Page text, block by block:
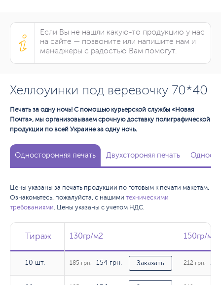
Если Вы не нашли какую-то продукцию у нас
на сайте — позвоните или напишите нам и
менеджеры с радостью Вам помогут.
Хеллоуинки под веревочку 70*40
Печать за одну ночь! С помощью курьерской службы «Новая
Почта», мы организовываем срочную доставку полиграфической
продукции по всей Украине за одну ночь.
Односторонняя печать Двухстороняя печать
Цены указаны за печать продукции по готовым к печати макетам.
Ознакомьтесь, пожалуйста, с нашими техническими
требованиями. Цены указаны с учетом НДС.
Тираж
10 шт.
Тираж 130гр/м2 150гр/м2
Тираж 130гр/м2 150гр/м2
10 шт. 185 грн. 154 грн. Заказать 212 грн.